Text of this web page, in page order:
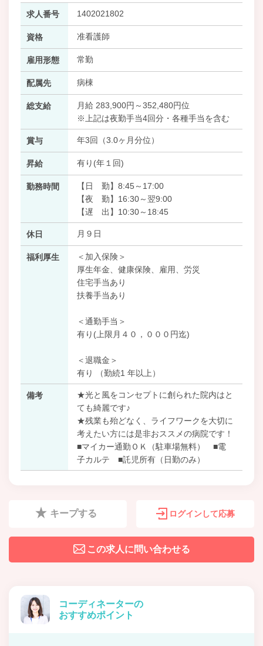
求人番号 1402021802
資格 准看護師
雇用形態 常勤
配属先 病棟
総支給
月給 283,900円～352,480円位
※上記は夜勤手当4回分・各種手当を含む
賞与 年3回（3.0ヶ月分位）
昇給 有り(年１回)
勤務時間
【日 勤】8:45～17:00
【夜 勤】16:30～翌9:00
【遅 出】10:30～18:45
休日 月９日
福利厚生
＜加入保険＞
厚生年金、健康保険、雇用、労災
住宅手当あり
扶養手当あり
＜通勤手当＞
有り(上限月４０，０００円迄)
＜退職金＞
有り （勤続1 年以上）
備考
★光と風をコンセプトに創られた院内はと
ても綺麗です♪
★残業も殆どなく、ライフワークを大切に
考えたい方には是非おススメの病院です！
■マイカー通勤ＯＫ（駐車場無料） ■電
子カルテ ■託児所有（日勤のみ）
キープする ログインして応募
この求人に問い合わせる
コーディネーターの
おすすめポイント